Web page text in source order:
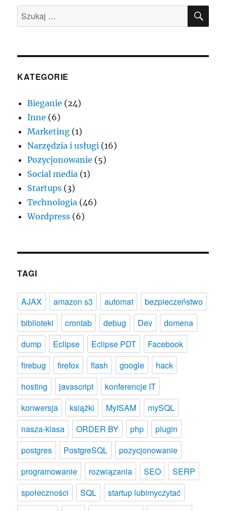
Szukaj:
KATEGORIE
Bieganie (24)
Inne (6)
Marketing (1)
Narzędzia i usługi (16)
Pozycjonowanie (5)
Social media (1)
Startups (3)
Technologia (46)
Wordpress (6)
TAGI
AJAX amazon s3 automat
bezpieczeństwo
biblioteki
crontab debug Dev
domena
dump
Eclipse Eclipse PDT
Facebook
firebug
firefox flash google
hack
hosting
javascript
konferencje IT
konwersja
książki MyISAM
mySQL
nasza-klasa
ORDER BY php
plugin
postgres
PostgreSQL
pozycjonowanie
programowanie
rozwiązania SEO
SERP
społeczności
SQL
startup lubimyczytać